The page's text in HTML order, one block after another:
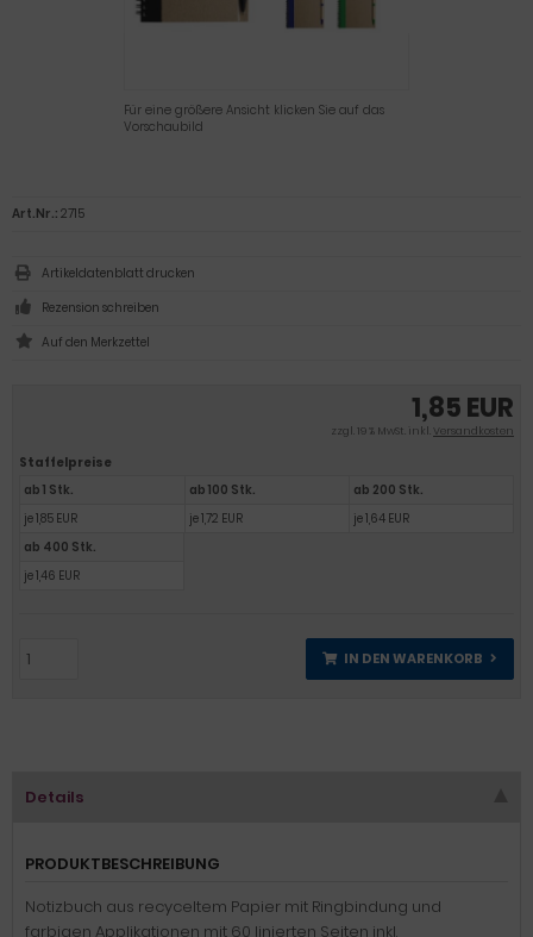
Für eine größere Ansicht klicken Sie auf das
Vorschaubild
1,85 EUR
zzgl. 19 % MwSt. inkl.Versandkosten
Staffelpreise
ab 1 Stk.
je 1,85 EUR
ab 100 Stk.
je 1,72 EUR
ab 200 Stk.
je 1,64 EUR
ab 400 Stk.
je 1,46 EUR
IN DEN WARENKORB
Art.Nr.: 2715
Artikeldatenblatt drucken
Rezension schreiben
Details
PRODUKTBESCHREIBUNG
Notizbuch aus recyceltem Papier mit Ringbindung und
farbigen Applikationen mit 60 linierten Seiten inkl.